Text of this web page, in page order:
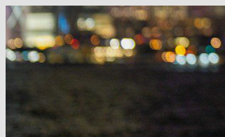
Skip
to
content